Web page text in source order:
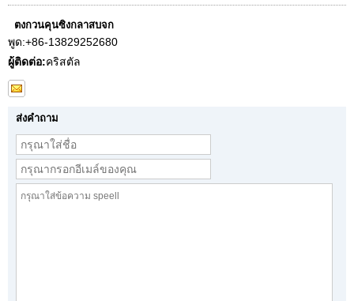
ตงกวนคุนซิงกลาสบจก
พูด:+86-13829252680
ผู้ติดต่อ:คริสตัล
ส่งคำถาม